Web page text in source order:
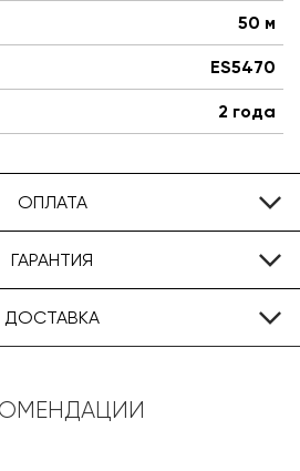
50 м
ES5470
2 года
ОПЛАТА
ГАРАНТИЯ
ДОСТАВКА